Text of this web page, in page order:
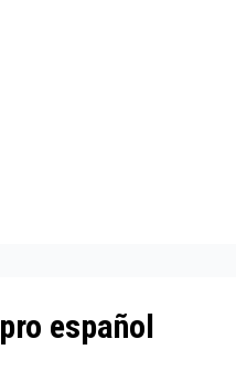
español